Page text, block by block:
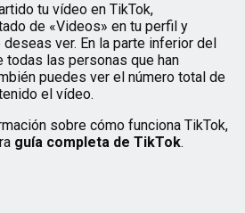
tu vídeo en TikTok,
de «Videos» en tu perfil y
ver. En la parte inferior del
todas las personas que han
puedes ver el número total de
el vídeo.
sobre cómo funciona TikTok,
guía completa de TikTok.